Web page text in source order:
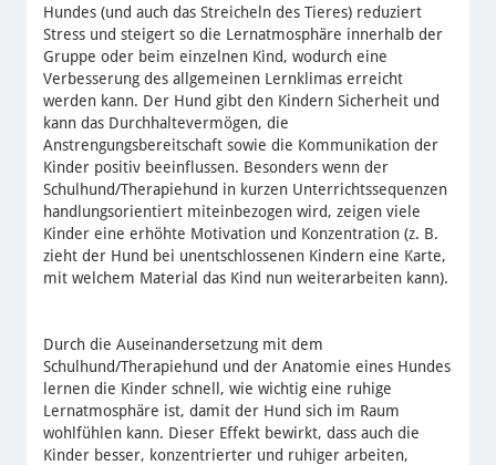
Hundes (und auch das Streicheln des Tieres) reduziert
Stress und steigert so die Lernatmosphäre innerhalb der
Gruppe oder beim einzelnen Kind, wodurch eine
Verbesserung des allgemeinen Lernklimas erreicht
werden kann. Der Hund gibt den Kindern Sicherheit und
kann das Durchhaltevermögen, die
Anstrengungsbereitschaft sowie die Kommunikation der
Kinder positiv beeinflussen. Besonders wenn der
Schulhund/Therapiehund in kurzen Unterrichtssequenzen
handlungsorientiert miteinbezogen wird, zeigen viele
Kinder eine erhöhte Motivation und Konzentration (z. B.
zieht der Hund bei unentschlossenen Kindern eine Karte,
mit welchem Material das Kind nun weiterarbeiten kann).
Durch die Auseinandersetzung mit dem
Schulhund/Therapiehund und der Anatomie eines Hundes
lernen die Kinder schnell, wie wichtig eine ruhige
Lernatmosphäre ist, damit der Hund sich im Raum
wohlfühlen kann. Dieser Effekt bewirkt, dass auch die
Kinder besser, konzentrierter und ruhiger arbeiten,